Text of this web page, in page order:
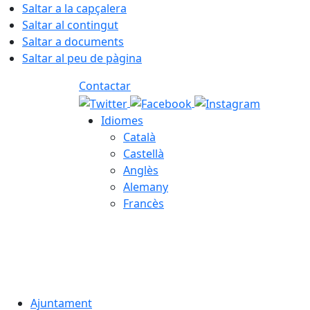
Saltar a la capçalera
Saltar al contingut
Saltar a documents
Saltar al peu de pàgina
Contactar
Idiomes
Català
Castellà
Anglès
Alemany
Francès
Ajuntament